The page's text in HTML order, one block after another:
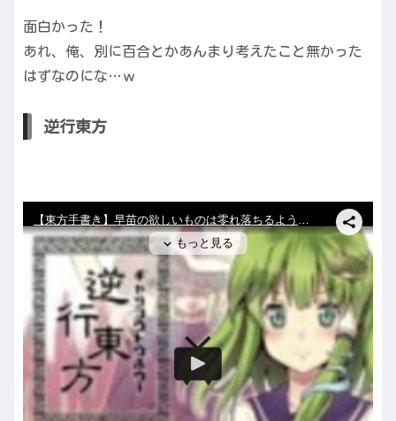
面白かった！
あれ、俺、別に百合とかあんまり考えたこと無かった
はずなのにな…ｗ
逆行東方